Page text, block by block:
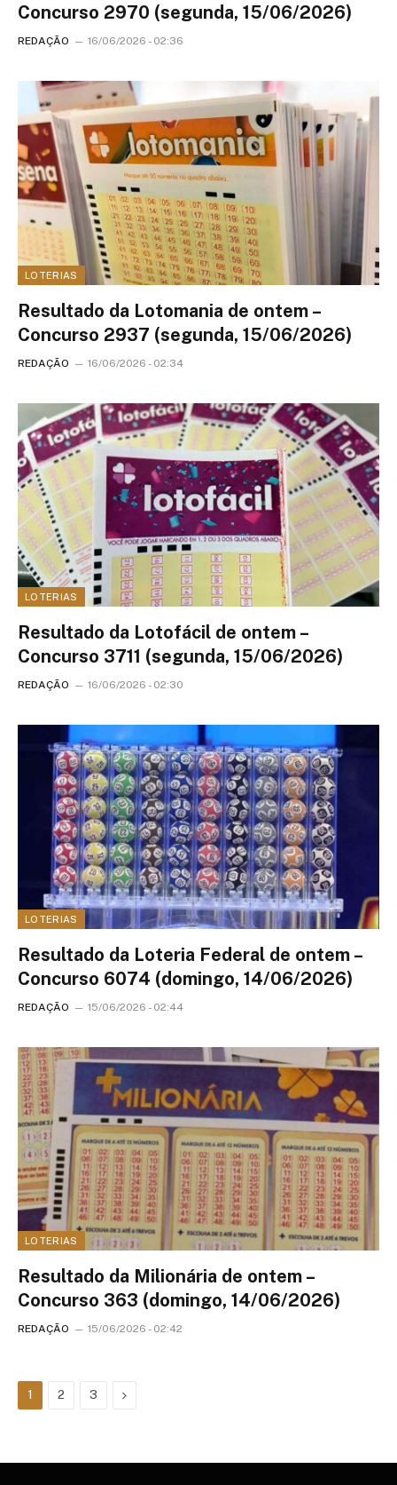
Concurso 2970 (segunda, 15/06/2026)
REDAÇÃO 16/06/2026 - 02:36
LOTERIAS
Resultado da Lotomania de ontem –
Concurso 2937 (segunda, 15/06/2026)
REDAÇÃO 16/06/2026 - 02:34
LOTERIAS
Resultado da Lotofácil de ontem –
Concurso 3711 (segunda, 15/06/2026)
REDAÇÃO 16/06/2026 - 02:30
LOTERIAS
Resultado da Loteria Federal de ontem –
Concurso 6074 (domingo, 14/06/2026)
REDAÇÃO 15/06/2026 - 02:44
LOTERIAS
Resultado da Milionária de ontem –
Concurso 363 (domingo, 14/06/2026)
REDAÇÃO 15/06/2026 - 02:42
1 2 3 Next